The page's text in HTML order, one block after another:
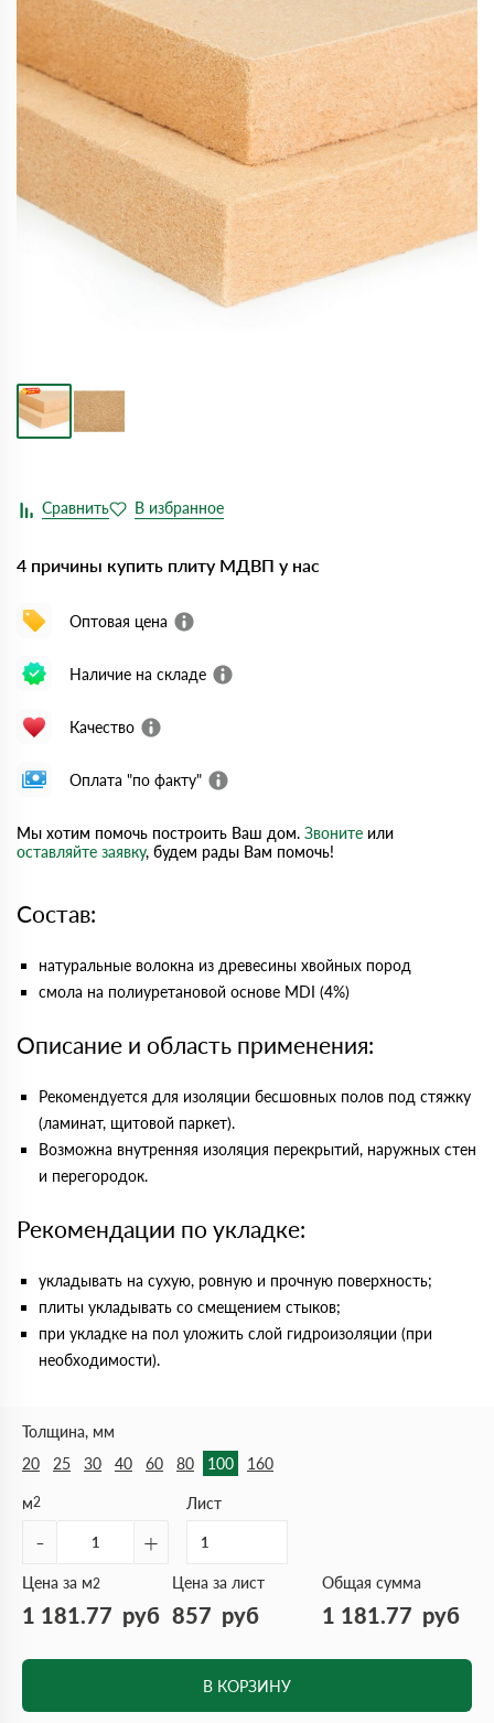
4 причины купить плиту МДВП у нас
Оптовая цена
Наличие на складе
Качество
Оплата "по факту"
Мы хотим помочь построить Ваш дом. Звоните или
оставляйте заявку, будем рады Вам помочь!
Состав:
натуральные волокна из древесины хвойных пород
смола на полиуретановой основе MDI (4%)
Описание и область применения:
Рекомендуется для изоляции бесшовных полов под стяжку
(ламинат, щитовой паркет).
Возможна внутренняя изоляция перекрытий, наружных стен
и перегородок.
Рекомендации по укладке:
укладывать на сухую, ровную и прочную поверхность;
плиты укладывать со смещением стыков;
при укладке на пол уложить слой гидроизоляции (при
необходимости).
Толщина, мм
20
25 30 40 60 80 100 160
м2
- +
Лист
Цена за м2
1 181.77 руб
Цена за лист
857 руб
Общая сумма
1 181.77 руб
В КОРЗИНУ